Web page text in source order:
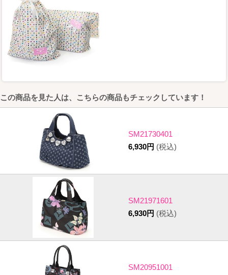
この商品を見た人は、こちらの商品もチェックしています！
SM21730401
6,930円 (税込)
SM21971601
6,930円 (税込)
SM20951001